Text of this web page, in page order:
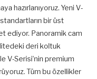
hazırlanıyoruz. Yeni V-
bir üst
ediyor. Panoramik cam
deri koltuk
V-Serisi’nin premium
Tüm bu özellikler